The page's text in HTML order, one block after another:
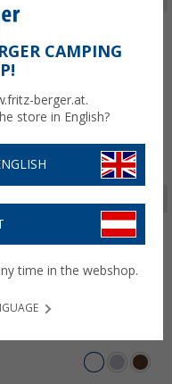
für hochwertige 12V
eine Vielzahl von
und Reisemobile
undJetzt mehr über
CAMPING
berger.at.
store in English?
time in the webshop.